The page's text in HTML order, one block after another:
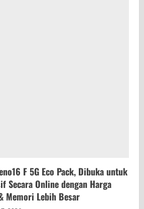
F 5G Eco Pack, Dibuka untuk
Secara Online dengan Harga
Memori Lebih Besar